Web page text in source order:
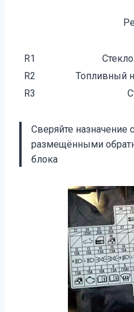
R1
R2
Топливный
R3
Сверяйте
размещёнными
блока